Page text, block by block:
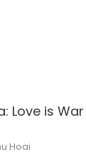
is War
Hoai